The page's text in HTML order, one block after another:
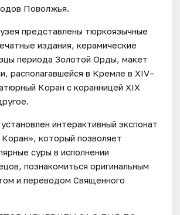
Поволжья.
представлены тюркоязычные
издания, керамические
периода Золотой Орды, макет
располагавшейся в Кремле в XIV–
Коран с коранницей XIX
интерактивный экспонат
который позволяет
суры в исполнении
познакомиться оригинальным
и переводом Священного